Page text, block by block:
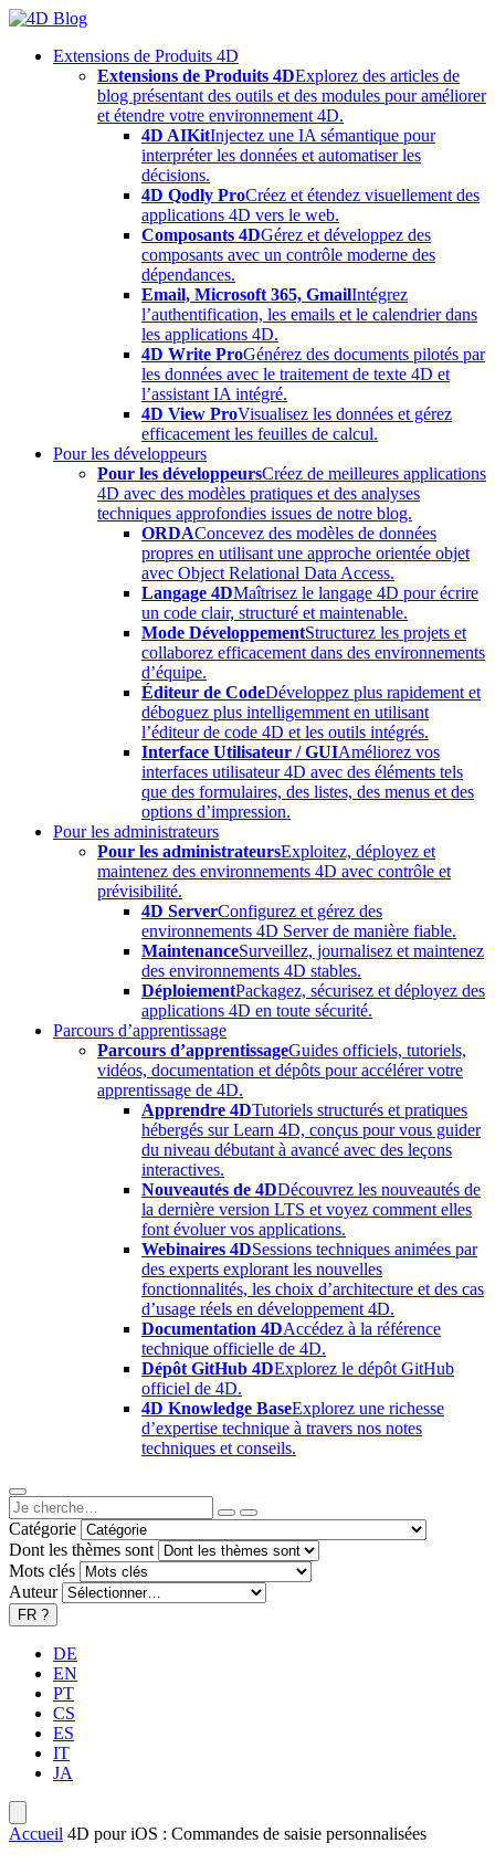
Skip
contentExtensions de Produits 4D
Extensions de Produits 4DExplorez des articles de
blog présentant des outils et des modules pour améliorer
et étendre votre environnement 4D.
4D AIKitInjectez une IA sémantique pour
interpréter les données et automatiser les
décisions.
4D Qodly ProCréez et étendez visuellement des
applications 4D vers le web.
Composants 4DGérez et développez des
composants avec un contrôle moderne des
dépendances.
Email, Microsoft 365, GmailIntégrez
l’authentification, les emails et le calendrier dans
les applications 4D.
4D Write ProGénérez des documents pilotés par
les données avec le traitement de texte 4D et
l’assistant IA intégré.
4D View ProVisualisez les données et gérez
efficacement les feuilles de calcul.
Pour les développeurs
Pour les développeursCréez de meilleures applications
4D avec des modèles pratiques et des analyses
techniques approfondies issues de notre blog.
ORDAConcevez des modèles de données
propres en utilisant une approche orientée objet
avec Object Relational Data Access.
Langage 4DMaîtrisez le langage 4D pour écrire
un code clair, structuré et maintenable.
Mode DéveloppementStructurez les projets et
collaborez efficacement dans des environnements
d’équipe.
Éditeur de CodeDéveloppez plus rapidement et
déboguez plus intelligemment en utilisant
l’éditeur de code 4D et les outils intégrés.
Interface Utilisateur / GUIAméliorez vos
interfaces utilisateur 4D avec des éléments tels
que des formulaires, des listes, des menus et des
options d’impression.
Pour les administrateurs
Pour les administrateursExploitez, déployez et
maintenez des environnements 4D avec contrôle et
prévisibilité.
4D ServerConfigurez et gérez des
environnements 4D Server de manière fiable.
MaintenanceSurveillez, journalisez et maintenez
des environnements 4D stables.
DéploiementPackagez, sécurisez et déployez des
applications 4D en toute sécurité.
Parcours d’apprentissage
Parcours d’apprentissageGuides officiels, tutoriels,
vidéos, documentation et dépôts pour accélérer votre
apprentissage de 4D.
Apprendre 4DTutoriels structurés et pratiques
hébergés sur Learn 4D, conçus pour vous guider
du niveau débutant à avancé avec des leçons
interactives.
Nouveautés de 4DDécouvrez les nouveautés de
la dernière version LTS et voyez comment elles
font évoluer vos applications.
Webinaires 4DSessions techniques animées par
des experts explorant les nouvelles
fonctionnalités, les choix d’architecture et des cas
d’usage réels en développement 4D.
Documentation 4DAccédez à la référence
technique officielle de 4D.
Dépôt GitHub 4DExplorez le dépôt GitHub
officiel de 4D.
4D Knowledge BaseExplorez une richesse
d’expertise technique à travers nos notes
techniques et conseils.
Catégorie
Dont les thèmes sont
Mots clés
Auteur
FR ?
DE
EN
PT
CS
ES
IT
JA
Accueil 4D pour iOS : Commandes de saisie personnalisées